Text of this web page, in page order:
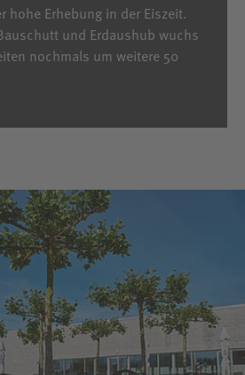
hohe Erhebung in der Eiszeit.
und Erdaushub wuchs
nochmals um weitere 50